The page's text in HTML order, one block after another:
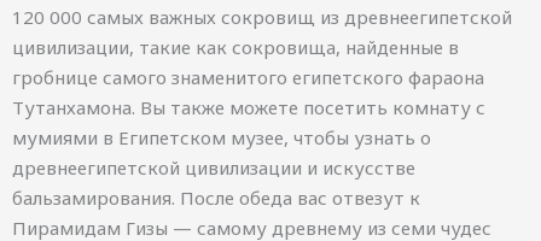
120 000 самых важных сокровищ из древнеегипетской
цивилизации, такие как сокровища, найденные в
гробнице самого знаменитого египетского фараона
Тутанхамона. Вы также можете посетить комнату с
мумиями в Египетском музее, чтобы узнать о
древнеегипетской цивилизации и искусстве
бальзамирования. После обеда вас отвезут к
Пирамидам Гизы — самому древнему из семи чудес